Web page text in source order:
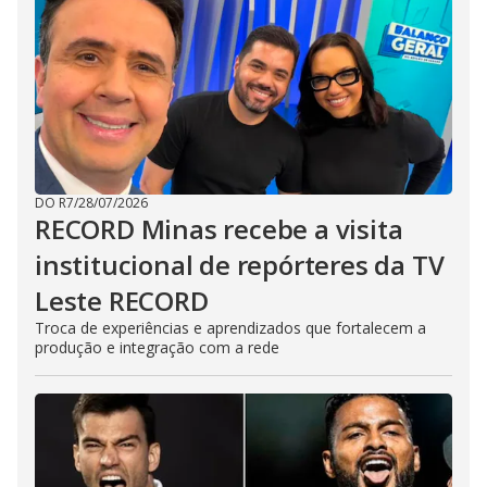
DO R7/28/07/2026
RECORD Minas recebe a visita
institucional de repórteres da TV
Leste RECORD
Troca de experiências e aprendizados que fortalecem a
produção e integração com a rede